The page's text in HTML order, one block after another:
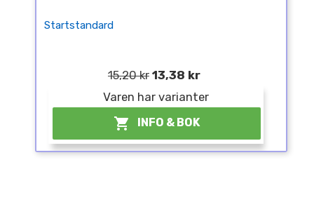
Startstandard
15,20 kr 13,38 kr
Varen har varianter
 INFO & BOK